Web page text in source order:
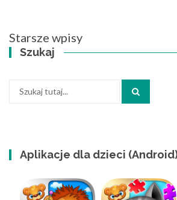
Nawigacja
po
wpisach
Starsze wpisy
Szukaj
Aplikacje dla dzieci